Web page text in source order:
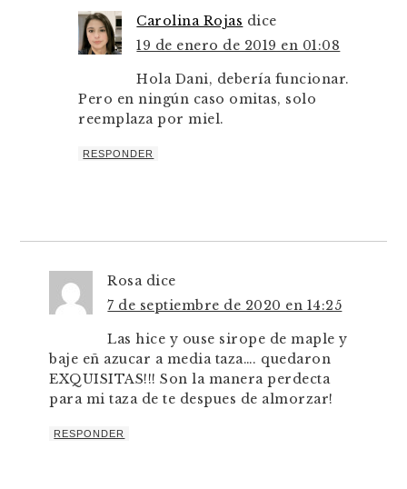
Carolina Rojas dice
19 de enero de 2019 en 01:08
Hola Dani, debería funcionar.
Pero en ningún caso omitas, solo
reemplaza por miel.
RESPONDER
Rosa dice
7 de septiembre de 2020 en 14:25
Las hice y ouse sirope de maple y
baje eñ azucar a media taza…. quedaron
EXQUISITAS!!! Son la manera perdecta
para mi taza de te despues de almorzar!
RESPONDER